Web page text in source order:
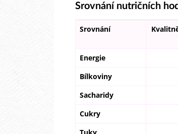
Srovnání nutričních
Srovnání
Energie
Bílkoviny
Sacharidy
Cukry